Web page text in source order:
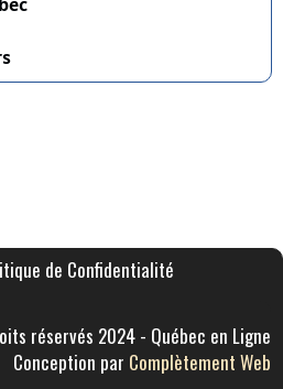
de Confidentialité
réservés 2024 - Québec en Ligne
Conception par Complètement Web